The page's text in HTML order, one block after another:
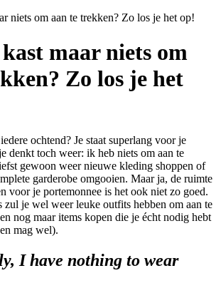
maar niets om
Zo los je het
ochtend? Je staat superlang voor je
denkt toch weer: ik heb niets om aan te
gewoon weer nieuwe kleding shoppen of
garderobe omgooien. Maar ja, de ruimte
voor je portemonnee is het ook niet zo goed.
zul je wel weer leuke outfits hebben om aan te
nog maar items kopen die je écht nodig hebt
mag wel).
I have nothing to wear